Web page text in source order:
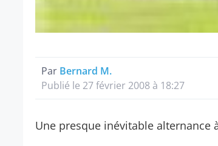
Par Bernard M.
Publié le 27 février 2008 à 18:27
Une presque inévitable